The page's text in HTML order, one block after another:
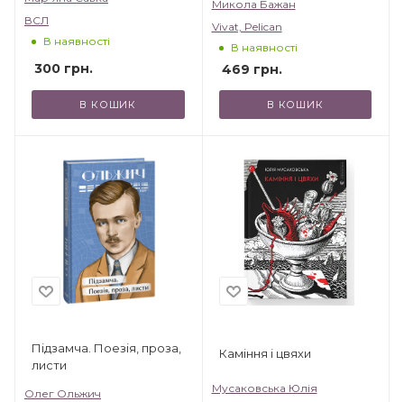
ВСЛ
В наявності
300 грн.
В КОШИК
Микола Бажан
Vivat, Pelican
В наявності
469 грн.
В КОШИК
Підзамча. Поезія, проза,
листи
Олег Ольжич
Каміння і цвяхи
Мусаковська Юлія